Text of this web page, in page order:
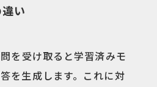
い
を受け取ると学習済みモ
を生成します。これに対